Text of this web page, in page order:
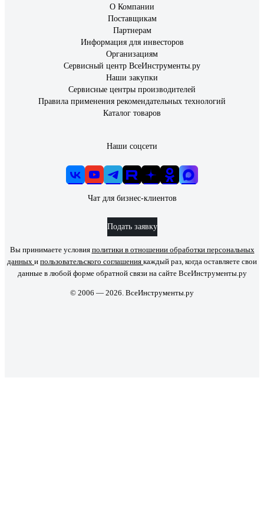
О Компании
Поставщикам
Партнерам
Информация для инвесторов
Организациям
Сервисный центр ВсеИнструменты.ру
Наши закупки
Сервисные центры производителей
Правила применения рекомендательных технологий
Каталог товаров
Наши соцсети
Чат для бизнес-клиентов
Подать заявку
Вы принимаете условия политики в отношении обработки персональных
данных и пользовательского соглашения каждый раз, когда оставляете свои
данные в любой форме обратной связи на сайте ВсеИнструменты.ру
© 2006 — 2026. ВсеИнструменты.ру